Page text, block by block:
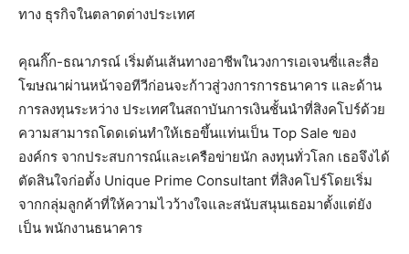
ทาง ธุรกิจในตลาดต่างประเทศ
คุณกิ๊ก-ธณาภรณ์ เริ่มต้นเส้นทางอาชีพในวงการเอเจนซี่และสื่อ
โฆษณาผ่านหน้าจอทีวีก่อนจะก้าวสู่วงการการธนาคาร และด้าน
การลงทุนระหว่าง ประเทศในสถาบันการเงินชั้นนำที่สิงคโปร์ด้วย
ความสามารถโดดเด่นทำให้เธอขึ้นแท่นเป็น Top Sale ของ
องค์กร จากประสบการณ์และเครือข่ายนัก ลงทุนทั่วโลก เธอจึงได้
ตัดสินใจก่อตั้ง Unique Prime Consultant ที่สิงคโปร์โดยเริ่ม
จากกลุ่มลูกค้าที่ให้ความไวว้างใจและสนับสนุนเธอมาตั้งแต่ยัง
เป็น พนักงานธนาคาร